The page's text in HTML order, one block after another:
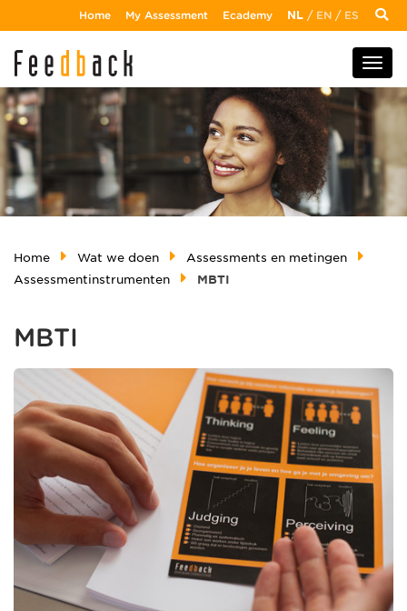
Home My Assessment Ecademy NL / EN / ES
Home Wat we doen
Assessments en metingen
Assessmentinstrumenten
MBTI
MBTI